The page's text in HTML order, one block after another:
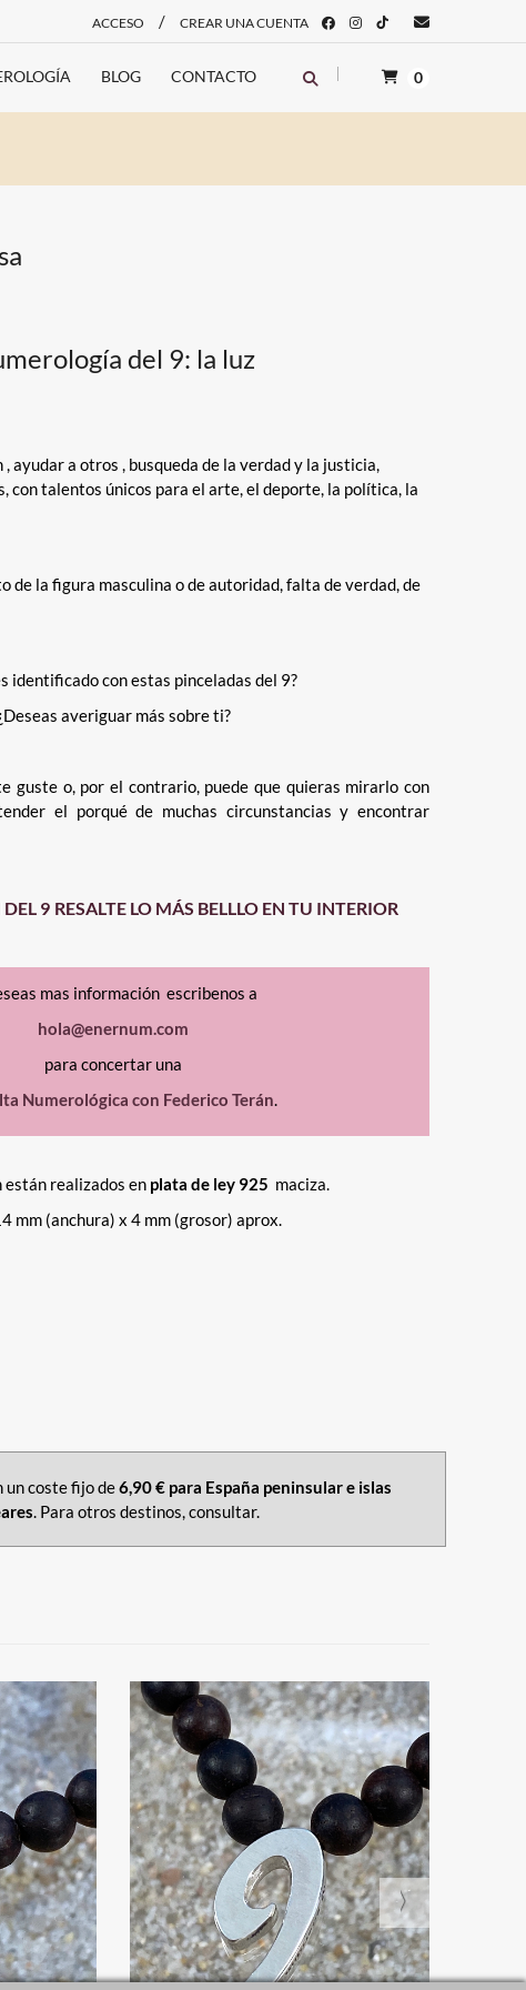
ACCESO / CREAR UNA CUENTA
BLOG CONTACTO 0
del 9: la luz
ayudar a otros , busqueda de la verdad y la justicia,
con talentos únicos para el arte, el deporte, la política, la
de la figura masculina o de autoridad, falta de verdad, de
identificado con estas pinceladas del 9?
averiguar más sobre ti?
guste o, por el contrario, puede que quieras mirarlo con
el porqué de muchas circunstancias y encontrar
9 RESALTE LO MÁS BELLLO EN TU INTERIOR
mas información escribenos a
hola@enernum.com
para concertar una
Numerológica con Federico Terán.
realizados en plata de ley 925 maciza.
mm (anchura) x 4 mm (grosor) aprox.
un coste fijo de6,90 € para España peninsular e islas
. Para otros destinos, consultar.